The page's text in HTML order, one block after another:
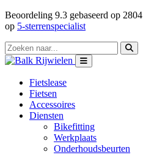
Beoordeling 9.3 gebaseerd op 2804
op 5-sterrenspecialist
Fietslease
Fietsen
Accessoires
Diensten
Bikefitting
Werkplaats
Onderhoudsbeurten